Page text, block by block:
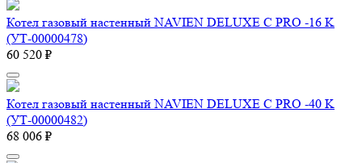
Котел газовый настенный NAVIEN DELUXE С PRO -16 K
(УТ-00000478)
60 520 ₽
Котел газовый настенный NAVIEN DELUXE С PRO -40 K
(УТ-00000482)
68 006 ₽